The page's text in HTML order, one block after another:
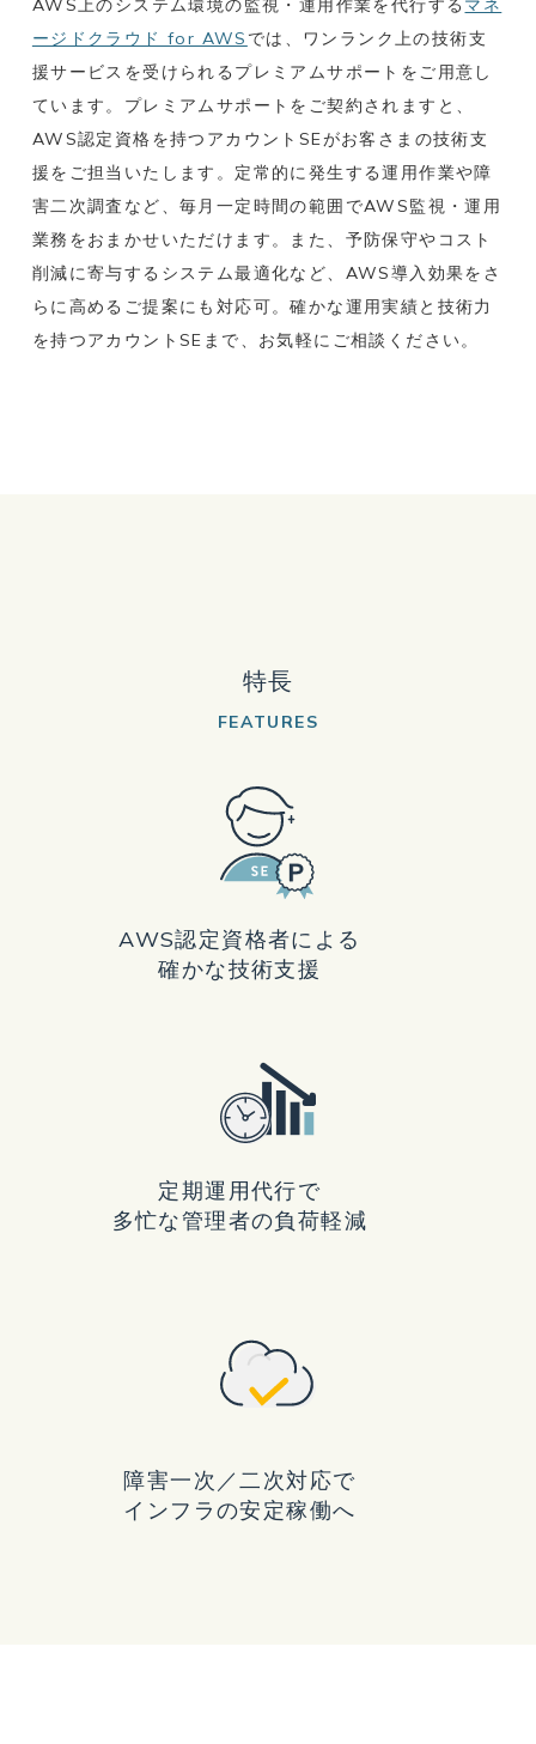
AWS上のシステム環境の監視・運用作業を代行する マネ
ージドクラウド for AWS では、ワンランク上の技術支
援サービスを受けられるプレミアムサポートをご用意し
ています。プレミアムサポートをご契約されますと、
AWS認定資格を持つアカウントSEがお客さまの技術支
援をご担当いたします。定常的に発生する運用作業や障
害二次調査など、毎月一定時間の範囲でAWS監視・運用
業務をおまかせいただけます。また、予防保守やコスト
削減に寄与するシステム最適化など、AWS導入効果をさ
らに高めるご提案にも対応可。確かな運用実績と技術力
を持つアカウントSEまで、お気軽にご相談ください。
特長
FEATURES
AWS認定資格者による
確かな技術支援
定期運用代行で
多忙な管理者の負荷軽減
障害一次／二次対応で
インフラの安定稼働へ